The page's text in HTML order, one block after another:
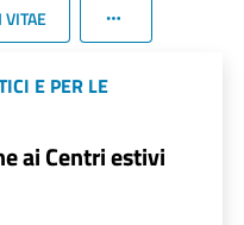
E PER LE
ai Centri estivi